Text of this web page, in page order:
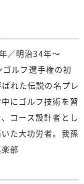
／明治34年～
ルフ選手権の初
れた伝説の名プレ
にゴルフ技術を習
コース設計者とし
た大功労者。我孫
部